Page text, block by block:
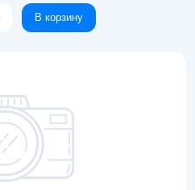
В корзину